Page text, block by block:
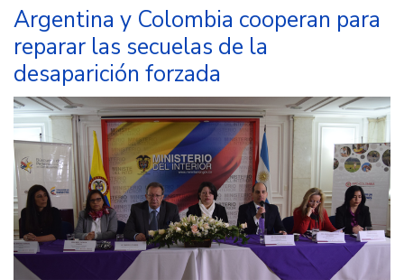
2019
Unión
Europea
en
democracia
y
derechos
humanos
Argentina y Colombia cooperan para
reparar las secuelas de la
desaparición forzada